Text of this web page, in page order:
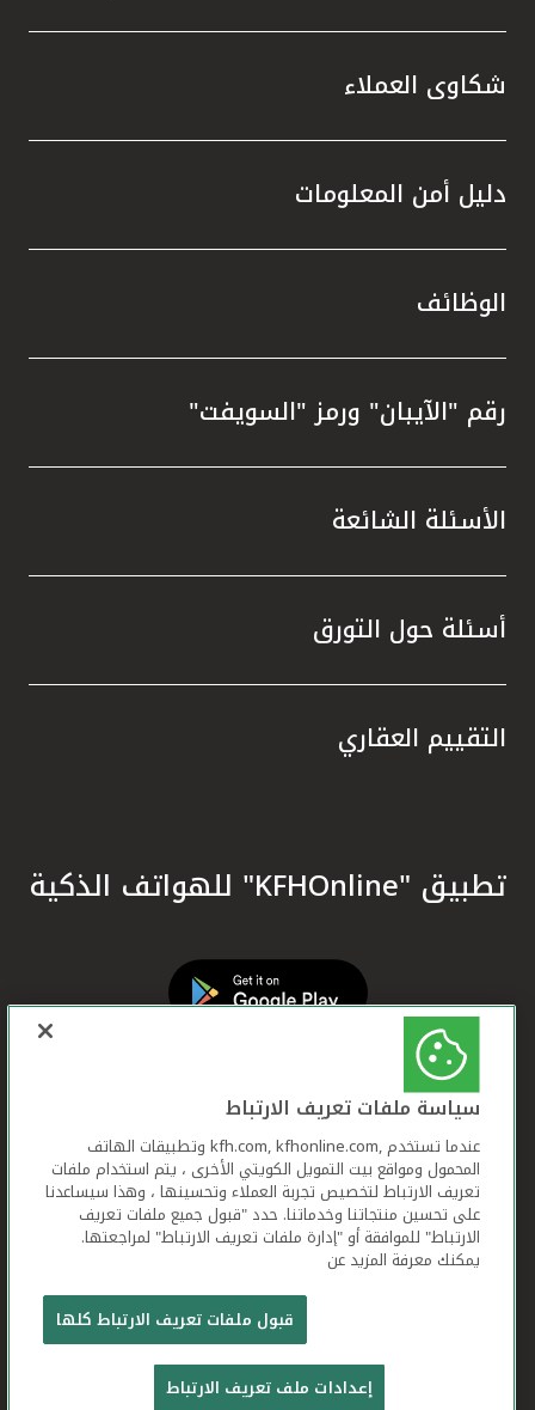
شكاوى العملاء
دليل أمن المعلومات
الوظائف
رقم "الآيبان" ورمز "السويفت"
الأسئلة الشائعة
أسئلة حول التورق
التقييم العقاري
تطبيق "KFHOnline" للهواتف الذكية
بيت التمويل الكويتي جميع الحقوق محفوظة © 2026
شروط وأحكام استخدام الموقع الإلكتروني
تعريف الارتباط بيان الخصوصية
سياسة ملفات تعريف الارتباط
عندما تستخدم ,kfh.com, kfhonline.com وتطبيقات الهاتف
المحمول ومواقع بيت التمويل الكويتي الأخرى ، يتم استخدام ملفات
تعريف الارتباط لتخصيص تجربة العملاء وتحسينها ، وهذا سيساعدنا
على تحسين منتجاتنا وخدماتنا. حدد "قبول جميع ملفات تعريف
الارتباط" للموافقة أو "إدارة ملفات تعريف الارتباط" لمراجعتها.
يمكنك معرفة المزيد عن
قبول ملفات تعريف الارتباط كلها
إعدادات ملف تعريف الارتباط